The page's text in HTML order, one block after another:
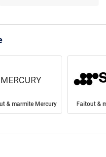
MERCURY
& marmite Mercury Faitout &